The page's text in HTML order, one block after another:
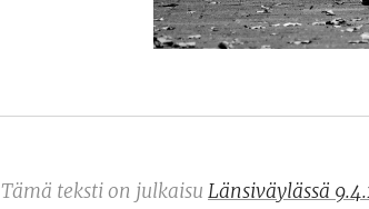
Tämä teksti on julkaisu Länsiväylässä